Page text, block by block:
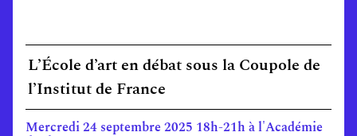
L’École d’art en débat sous la Coupole de
l’Institut de France
Mercredi 24 septembre 2025 18h-21h à l'Académie